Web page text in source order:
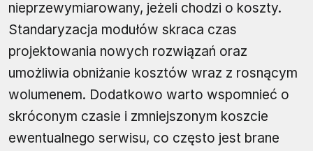
nieprzewymiarowany, jeżeli chodzi o koszty.
Standaryzacja modułów skraca czas
projektowania nowych rozwiązań oraz
umożliwia obniżanie kosztów wraz z rosnącym
wolumenem. Dodatkowo warto wspomnieć o
skróconym czasie i zmniejszonym koszcie
ewentualnego serwisu, co często jest brane